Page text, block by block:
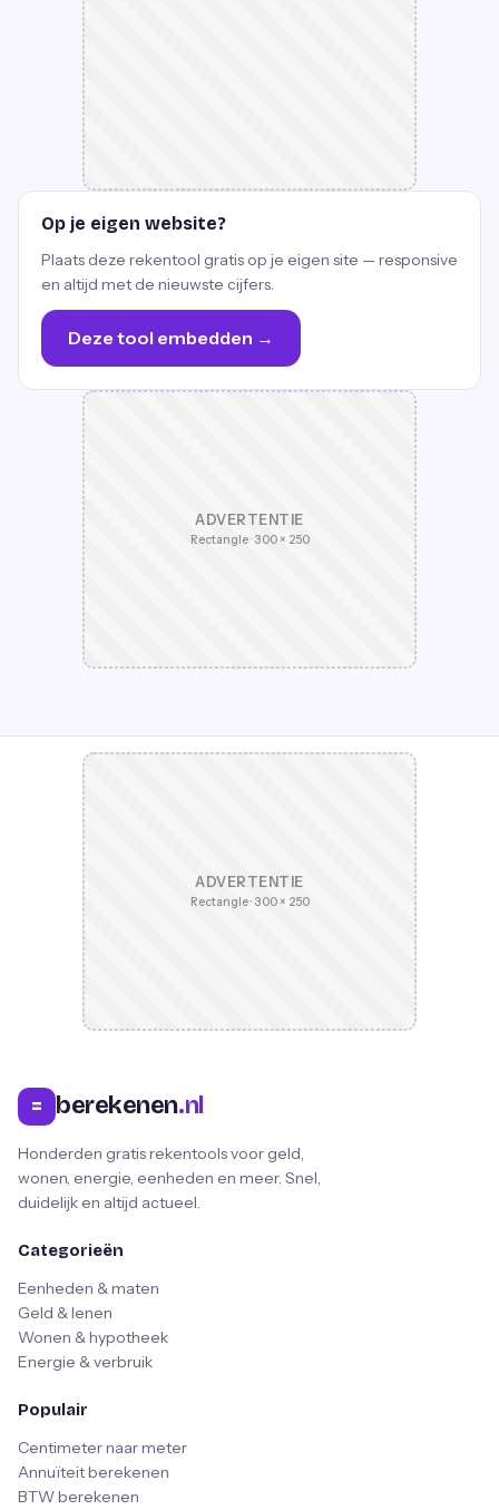
Op je eigen website?
Plaats deze rekentool gratis op je eigen site — responsive
en altijd met de nieuwste cijfers.
Deze tool embedden →
ADVERTENTIE
Rectangle · 300 × 250
ADVERTENTIE
Rectangle · 300 × 250
= berekenen.nl
Honderden gratis rekentools voor geld,
wonen, energie, eenheden en meer. Snel,
duidelijk en altijd actueel.
Categorieën
Eenheden & maten
Geld & lenen
Wonen & hypotheek
Energie & verbruik
Populair
Centimeter naar meter
Annuïteit berekenen
BTW berekenen